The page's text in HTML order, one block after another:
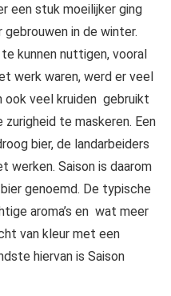
een stuk moeilijker ging
in de winter.
kunnen nuttigen, vooral
werk waren, werd er veel
ook veel kruiden gebruikt
te maskeren. Een
bier, de landarbeiders
werken. Saison is daarom
genoemd. De typische
aroma’s en wat meer
van kleur met een
hiervan is Saison